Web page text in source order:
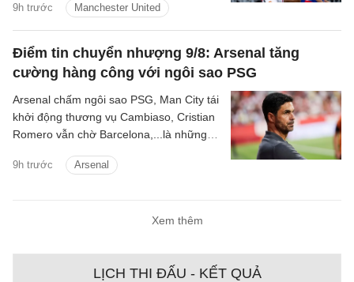
9h trước Manchester United
hữu tiền mùa giải với Paris Saint-
Germain.
Điểm tin chuyển nhượng 9/8: Arsenal tăng
cường hàng công với ngôi sao PSG
9h trước Arsenal
Arsenal chấm ngôi sao PSG, Man City tái
khởi động thương vụ Cambiaso, Cristian
Romero vẫn chờ Barcelona,...là những
bóng đá sáng 9/8.
Xem thêm
LỊCH THI ĐẤU - KẾT QUẢ